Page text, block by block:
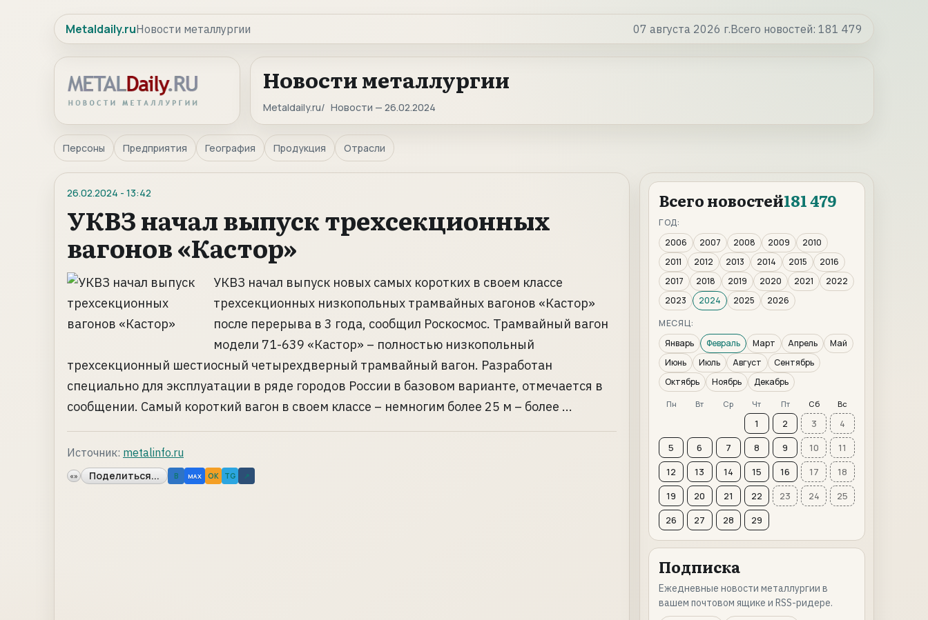
Metaldaily.ruНовости металлургии 07 августа 2026 г.Всего новостей: 181 479
Новости металлургии
Metaldaily.ru Новости — 26.02.2024
Персоны Предприятия География Продукция Отрасли
26.02.2024 - 13:42
УКВЗ начал выпуск трехсекционных
вагонов «Кастор»
УКВЗ начал выпуск новых самых коротких в своем классе
трехсекционных низкопольных трамвайных вагонов «Кастор»
после перерыва в 3 года, сообщил Роскосмос. Трамвайный вагон
модели 71-639 «Кастор» – полностью низкопольный
трехсекционный шестиосный четырехдверный трамвайный вагон. Разработан
специально для эксплуатации в ряде городов России в базовом варианте, отмечается в
сообщении. Самый короткий вагон в своем классе – немногим более 25 м – более ...
Источник: metalinfo.ru
«» Поделиться... B MAX OK TG ↗
Всего новостей181 479
ГОД:
2006
2007 2008 2009
2010
2011
2012 2013 2014 2015
2016
2017
2018 2019 2020 2021
2022
2023
2024 2025
2026
МЕСЯЦ:
Январь
Февраль Март Апрель
Май
Июнь
Июль Август
Сентябрь
Октябрь
Ноябрь Декабрь
Пн Вт Ср Чт Пт Сб Вс
1 2 3
4
5
6 7 8 9 10
11
12
13 14 15 16 17
18
19
20 21 22 23 24
25
26
27 28 29
Подписка
Ежедневные новости металлургии в
вашем почтовом ящике и RSS-ридере.